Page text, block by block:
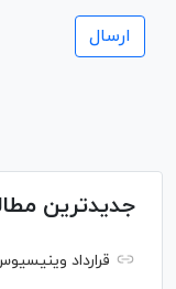
جدیدترین
قرارداد وینیسیوس تا ۲۰۳۲ با رئال‌